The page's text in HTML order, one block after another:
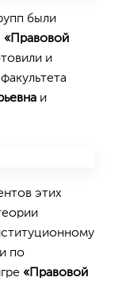
были
«Правовой
и
и
этих
по
«Правовой